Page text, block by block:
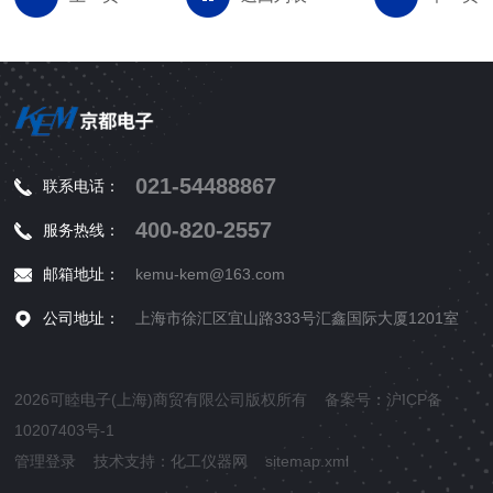
联系电话： 021-54488867
服务热线： 400-820-2557
邮箱地址： kemu-kem@163.com
公司地址： 上海市徐汇区宜山路333号汇鑫国际大厦1201室
2026可睦电子(上海)商贸有限公司版权所有 备案号：沪ICP备
10207403号-1
管理登录 技术支持：化工仪器网 sitemap.xml